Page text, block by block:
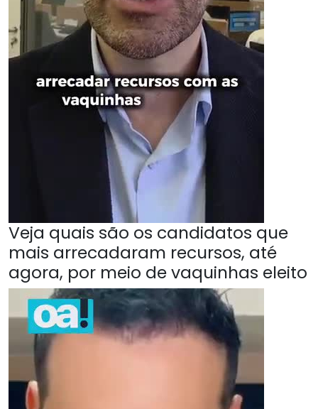
Veja quais são os candidatos que
mais arrecadaram recursos, até
agora, por meio de vaquinhas eleito